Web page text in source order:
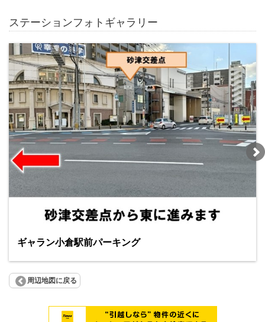
ステーションフォトギャラリー
ギャラン小倉駅前パーキング
周辺地図に戻る